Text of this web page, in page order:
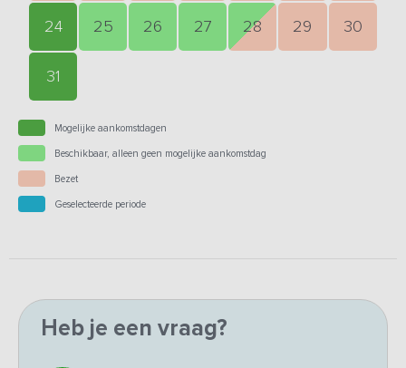
24 25 26 27 28 29 30
31
Mogelijke aankomstdagen
Beschikbaar, alleen geen mogelijke aankomstdag
Bezet
Geselecteerde periode
Heb je een vraag?